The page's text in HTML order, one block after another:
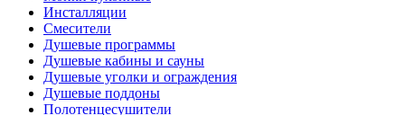
Инсталляции
Смесители
Душевые программы
Душевые кабины и сауны
Душевые уголки и ограждения
Душевые поддоны
Полотенцесушители